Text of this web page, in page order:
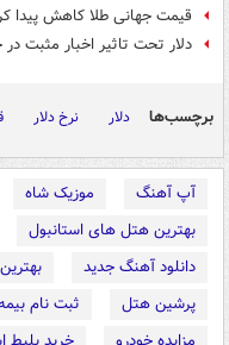
قیمت جهانی طلا کاهش پیدا
دلار تحت تاثیر اخبار مثبت در حال ورود
برچسب‌ها دلار نرخ دلار
آپ آهنگ موزیک شاه
بهترین هتل های استانبول
دانلود آهنگ جدید
پرشین هتل
ثبت نام